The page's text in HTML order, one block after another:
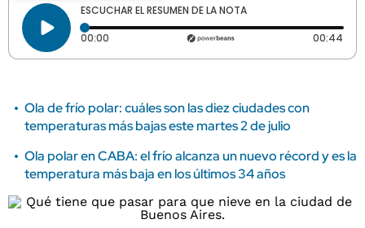
ESCUCHAR EL RESUMEN DE LA NOTA
00:00 Tiempo transcurrido: 0 segundos 00:44
Ola de frío polar: cuáles son las diez ciudades con
temperaturas más bajas este martes 2 de julio
Ola polar en CABA: el frío alcanza un nuevo récord y es la
temperatura más baja en los últimos 34 años